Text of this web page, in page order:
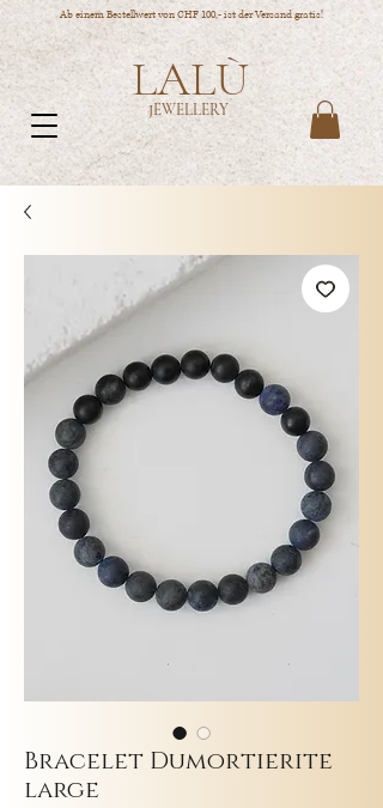
Ab einem Bestellwert von CHF 100,- ist der Versand gratis!
LALÙ
JEWELLERY
Bracelet Dumortierite
large